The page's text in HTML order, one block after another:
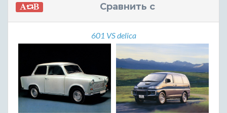
Сравнить с
601 VS delica